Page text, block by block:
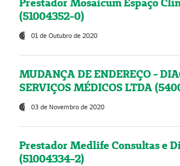
(51004352-0)
01 de Outubro de 2020
MUDANÇA DE ENDEREÇO -
SERVIÇOS MÉDICOS LTDA
03 de Novembro de 2020
Prestador Medlife Consultas e
(51004334-2)